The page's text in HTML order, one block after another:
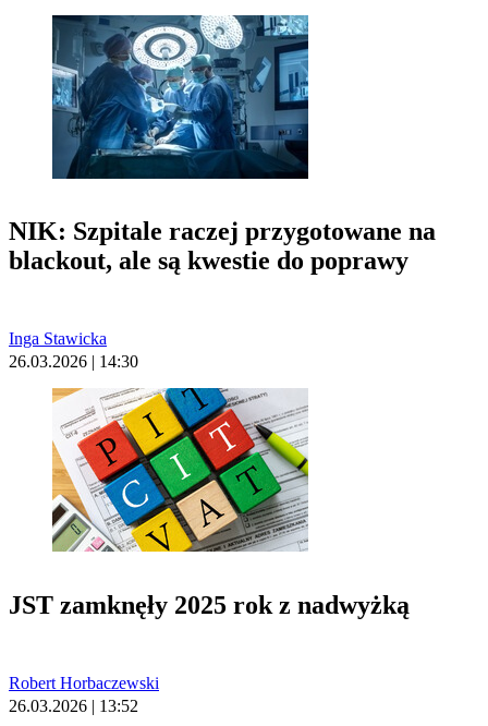
NIK: Szpitale raczej przygotowane na
blackout, ale są kwestie do poprawy
Inga Stawicka
26.03.2026 | 14:30
JST zamknęły 2025 rok z nadwyżką
Robert Horbaczewski
26.03.2026 | 13:52